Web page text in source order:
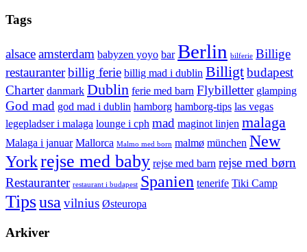
Tags
alsaceamsterdam babyzen yoyo bar Berlin bilferie Billige
restauranterbillig ferie billig mad i dublin Billigtbudapest
Charter danmark Dublin ferie med barn Flybilletter glamping
God mad god mad i dublin hamborg hamborg-tips las vegas
legepladser i malaga lounge i cph mad maginot linjen malaga
Malaga i januar Mallorca Malmo med born malmø münchen New
Yorkrejse med baby rejse med barn rejse med børn
Restauranter restaurant i budapest Spanien tenerife Tiki Camp
Tipsusa vilnius Østeuropa
Arkiver